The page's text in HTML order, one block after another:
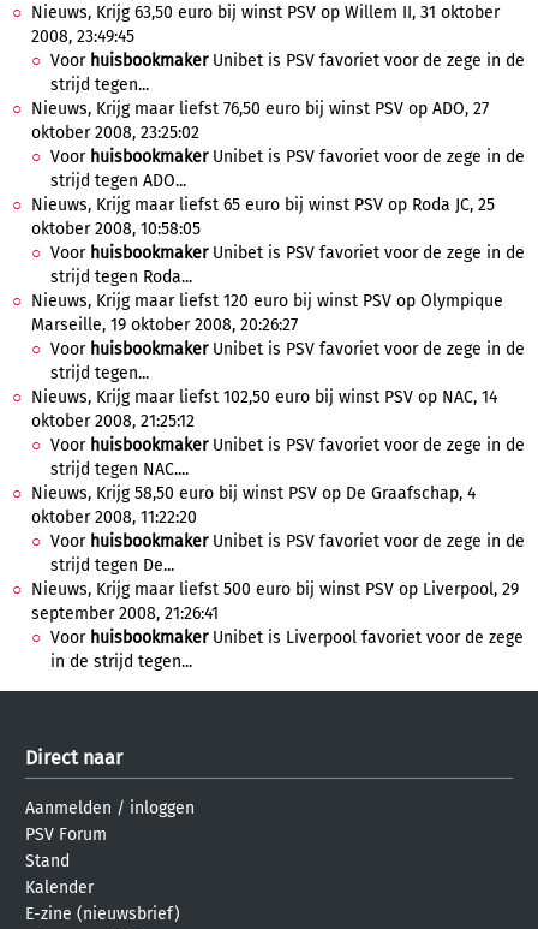
Nieuws, Krijg 63,50 euro bij winst PSV op Willem II, 31 oktober
2008, 23:49:45
Voor huisbookmakerUnibet is PSV favoriet voor de zege in de
strijd tegen...
Nieuws, Krijg maar liefst 76,50 euro bij winst PSV op ADO, 27
oktober 2008, 23:25:02
Voor huisbookmakerUnibet is PSV favoriet voor de zege in de
strijd tegen ADO...
Nieuws, Krijg maar liefst 65 euro bij winst PSV op Roda JC, 25
oktober 2008, 10:58:05
Voor huisbookmakerUnibet is PSV favoriet voor de zege in de
strijd tegen Roda...
Nieuws, Krijg maar liefst 120 euro bij winst PSV op Olympique
Marseille, 19 oktober 2008, 20:26:27
Voor huisbookmakerUnibet is PSV favoriet voor de zege in de
strijd tegen...
Nieuws, Krijg maar liefst 102,50 euro bij winst PSV op NAC, 14
oktober 2008, 21:25:12
Voor huisbookmakerUnibet is PSV favoriet voor de zege in de
strijd tegen NAC....
Nieuws, Krijg 58,50 euro bij winst PSV op De Graafschap, 4
oktober 2008, 11:22:20
Voor huisbookmakerUnibet is PSV favoriet voor de zege in de
strijd tegen De...
Nieuws, Krijg maar liefst 500 euro bij winst PSV op Liverpool, 29
september 2008, 21:26:41
Voor huisbookmakerUnibet is Liverpool favoriet voor de zege
in de strijd tegen...
Direct naar
Aanmelden / inloggen
PSV Forum
Stand
Kalender
E-zine (nieuwsbrief)